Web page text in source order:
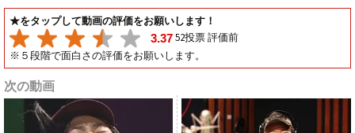
★をタップして動画の評価をお願いします！
3.3752投票 評価前
※５段階で面白さの評価をお願いします。
次の動画